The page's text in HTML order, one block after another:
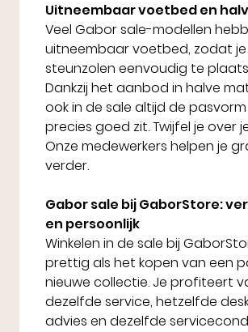
Uitneembaar voetbed en
Veel Gabor sale-modellen
uitneembaar voetbed, zodat
steunzolen eenvoudig te
Dankzij het aanbod in halve
ook in de sale altijd de
precies goed zit. Twijfel je over
Onze medewerkers helpen je
verder.
Gabor sale bij GaborStore:
en persoonlijk
Winkelen in de sale bij
prettig als het kopen van een
nieuwe collectie. Je profiteert
dezelfde service, hetzelfde
advies en dezelfde